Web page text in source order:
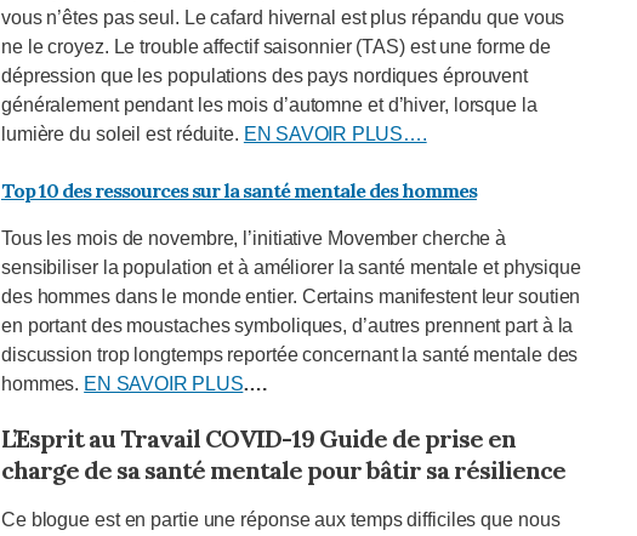
vous n’êtes pas seul. Le cafard hivernal est plus répandu que vous
ne le croyez. Le trouble affectif saisonnier (TAS) est une forme de
dépression que les populations des pays nordiques éprouvent
généralement pendant les mois d’automne et d’hiver, lorsque la
lumière du soleil est réduite. EN SAVOIR PLUS….
Top 10 des ressources sur la santé mentale des hommes
Tous les mois de novembre, l’initiative Movember cherche à
sensibiliser la population et à améliorer la santé mentale et physique
des hommes dans le monde entier. Certains manifestent leur soutien
en portant des moustaches symboliques, d’autres prennent part à la
discussion trop longtemps reportée concernant la santé mentale des
hommes. EN SAVOIR PLUS….
L’Esprit au Travail COVID-19 Guide de prise en
charge de sa santé mentale pour bâtir sa résilience
Ce blogue est en partie une réponse aux temps difficiles que nous